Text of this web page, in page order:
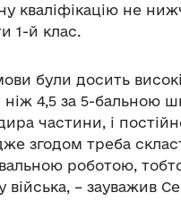
кваліфікацію не
1-й клас.
були досить
4,5 за 5-бальною
частини, і
згодом треба
роботою,
– зауважив